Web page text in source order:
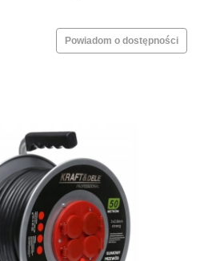
Powiadom o dostępności